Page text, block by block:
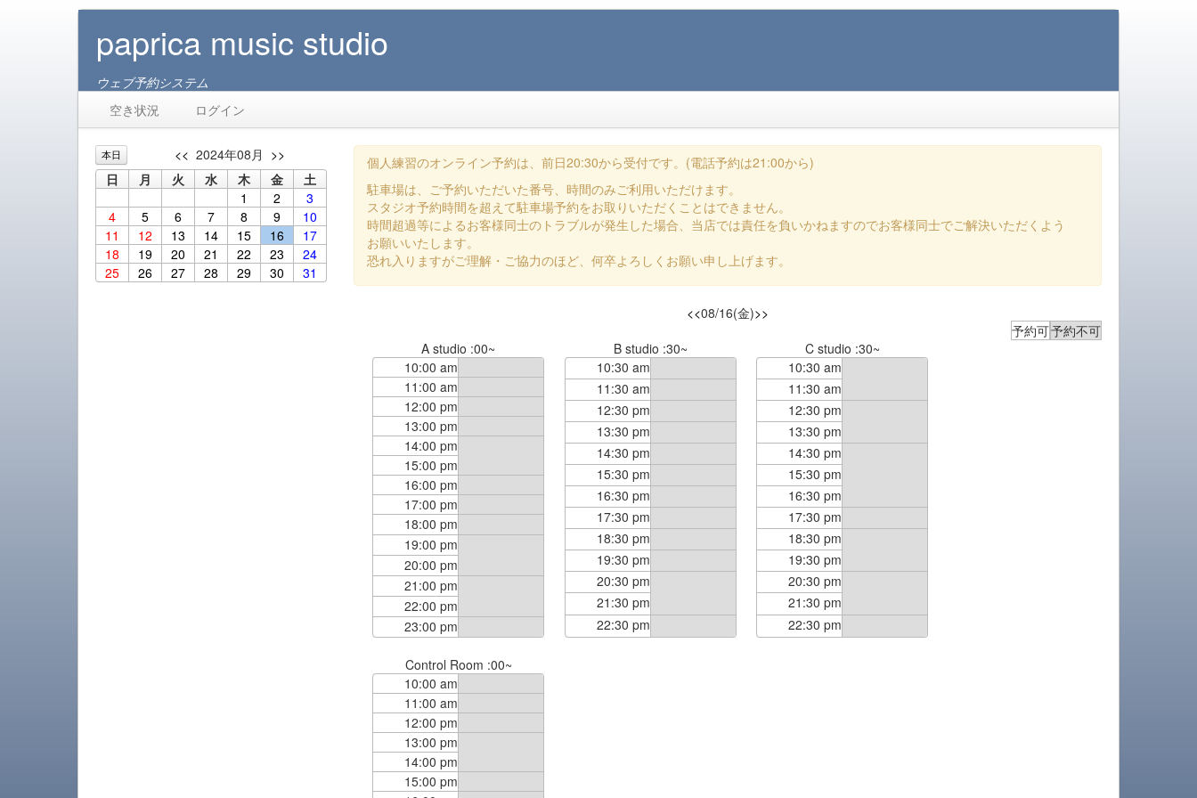
paprica music studio
ウェブ予約システム
空き状況
ログイン
本日 << 2024年08月 >>
日
月 火 水 木 金
土
1
2
3
4
5 6 7 8 9
10
11
12 13 14 15 16
17
18
19 20 21 22 23
24
25
26 27 28 29 30 31
個人練習のオンライン予約は、前日20:30から受付です。(電話予約は21:00から)
駐車場は、ご予約いただいた番号、時間のみご利用いただけます。
スタジオ予約時間を超えて駐車場予約をお取りいただくことはできません。
時間超過等によるお客様同士のトラブルが発生した場合、当店では責任を負いかねますのでお客様同士でご解決いただくよう
お願いいたします。
恐れ入りますがご理解・ご協力のほど、何卒よろしくお願い申し上げます。
<<08/16(金)>>
予約可予約不可
A studio :00~
10:00 am
11:00 am
12:00 pm
13:00 pm
14:00 pm
15:00 pm
16:00 pm
17:00 pm
18:00 pm
19:00 pm
20:00 pm
21:00 pm
22:00 pm
23:00 pm
B studio :30~
10:30 am
11:30 am
12:30 pm
13:30 pm
14:30 pm
15:30 pm
16:30 pm
17:30 pm
18:30 pm
19:30 pm
20:30 pm
21:30 pm
22:30 pm
C studio :30~
10:30 am
11:30 am
12:30 pm
13:30 pm
14:30 pm
15:30 pm
16:30 pm
17:30 pm
18:30 pm
19:30 pm
20:30 pm
21:30 pm
22:30 pm
Control Room :00~
10:00 am
11:00 am
12:00 pm
13:00 pm
14:00 pm
15:00 pm